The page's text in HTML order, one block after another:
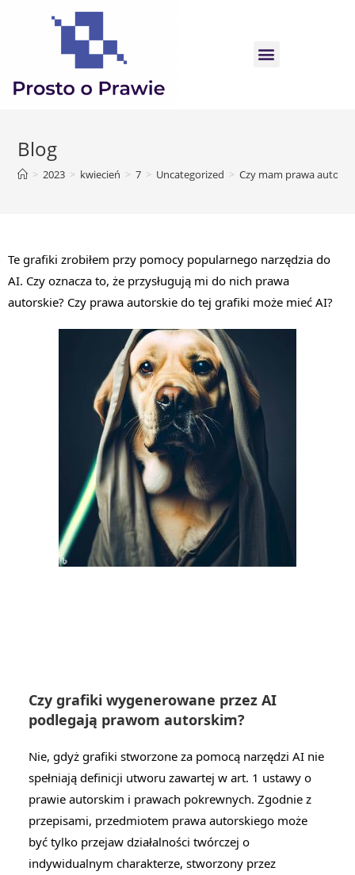
Blog
> 2023 > kwiecień > 7 > Uncategorized > Czy mam prawa
Te grafiki zrobiłem przy pomocy popularnego narzędzia do
AI. Czy oznacza to, że przysługują mi do nich prawa
autorskie? Czy prawa autorskie do tej grafiki może mieć AI?
Czy grafiki wygenerowane przez AI
podlegają prawom autorskim?
Nie, gdyż grafiki stworzone za pomocą narzędzi AI nie
spełniają definicji utworu zawartej w art. 1 ustawy o
prawie autorskim i prawach pokrewnych. Zgodnie z
przepisami, przedmiotem prawa autorskiego może
być tylko przejaw działalności twórczej o
indywidualnym charakterze, stworzony przez